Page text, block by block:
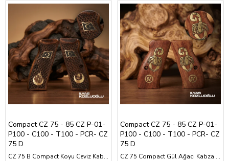
Compact CZ 75 - 85 CZ P-01-
P100 - C100 - T100 - PCR- CZ
75 D
CZ 75 B Compact Koyu Ceviz Kabza Yarım Yüzey Baklava Desen Üzeri Sarı Pirinç Parti Logolu
Compact CZ 75 - 85 CZ P-01-
P100 - C100 - T100 - PCR- CZ
75 D
CZ 75 Compact Gül Ağacı Kabza Özel Tasarım Sarı Pirinç Akrep ve CZ Logolu